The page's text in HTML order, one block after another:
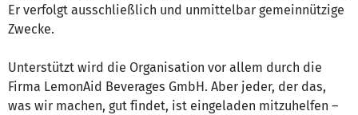
Er verfolgt ausschließlich und unmittelbar gemeinnützige
Zwecke.
Unterstützt wird die Organisation vor allem durch die
Firma LemonAid Beverages GmbH. Aber jeder, der das,
was wir machen, gut findet, ist eingeladen mitzuhelfen –